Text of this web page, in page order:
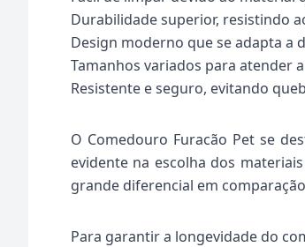
Durabilidade superior, resistindo
Design moderno que se adapta a
Tamanhos variados para atender
Resistente e seguro, evitando
O Comedouro Furacão Pet se
evidente na escolha dos
grande diferencial em
Para garantir a longevidade do